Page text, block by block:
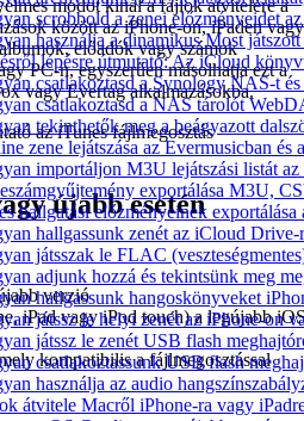
scrobbold a zenei előzményeidet
használja a dinamikus Most
lépésre útmutató: Az iCloud
csatlakoztasd a Synology NAS-t
csatlakoztasd a NAS tárolót
tekinthetők meg a beágyazott
zene lejátszása az Evermusicban
importáljon M3U lejátszási listát az
exportálása M3U,
hallgatási előzményeinek
hallgassunk zenét az iCloud
játsszak le FLAC
adjunk hozzá és tekintsünk meg
hallgassunk hangoskönyveket
játssz le helyi zenét az iPhone-on
játssz le zenét USB flash
csatlakoztassunk USB flash
használja az audio
átvitele Macről iPhone-ra vagy
módot kínál a fájlok átvitelére a
között az iPhone-on, iPaden vagy
előadók vagy számok
PC-n, egyszerűen másolhatja ezt a
vagy Evertag alkalmazásokba.
az iTunes fájlmegosztás
újabb esetén
verzió
iPad vagy iPod touch) a legújabb
kompatibilis a fájlmegosztással